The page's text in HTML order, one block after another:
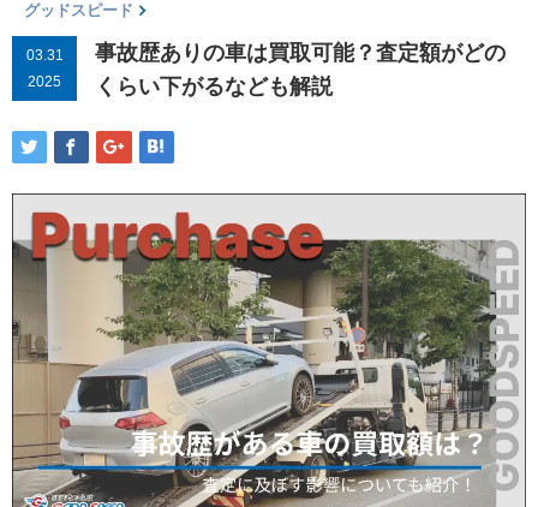
グッドスピード
03.31
2025
事故歴ありの車は買取可能？査定額がどの
くらい下がるなども解説